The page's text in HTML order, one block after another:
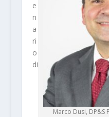
Marco Dusi,
e
n
a
ri
o
di